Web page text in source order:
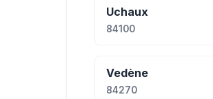
Uchaux
84100
Vedène
84270